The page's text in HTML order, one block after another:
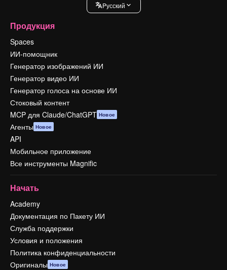
Pусский
Продукция
Spaces
ИИ-помощник
Генератор изображений ИИ
Генератор видео ИИ
Генератор голоса на основе ИИ
Стоковый контент
MCP для Claude/ChatGPT Новое
Агенты Новое
API
Мобильное приложение
Все инструменты Magnific
Начать
Academy
Документация по Пакету ИИ
Служба поддержки
Условия и положения
Политика конфиденциальности
Оригиналы Новое